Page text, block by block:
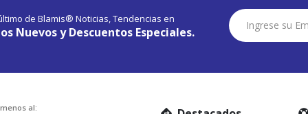
de Blamis® Noticias, Tendencias en
Nuevos y Descuentos Especiales.
Suscríbase
a
Nuestro
al: